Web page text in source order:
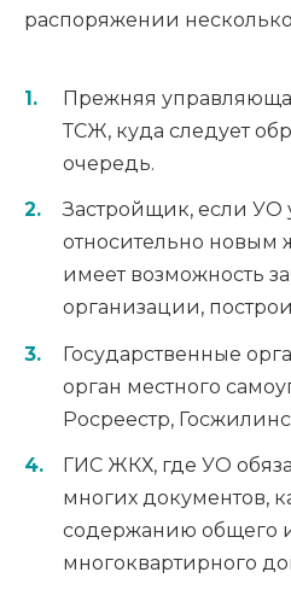
распоряжении
Прежняя
ТСЖ, куда следует
очередь.
Застройщик, если УО
относительно
имеет возможность
организации,
Государственные
орган местного
Росреестр,
ГИС ЖКХ, где УО
многих документов,
содержанию общего
многоквартирного